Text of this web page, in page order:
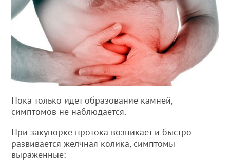
Пока только идет образование камней,
симптомов не наблюдается.
При закупорке протока возникает и быстро
развивается желчная колика, симптомы
выраженные: